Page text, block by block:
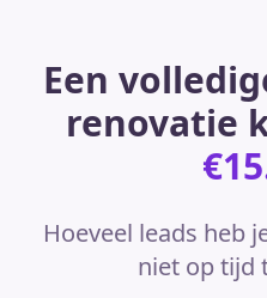
Een
renovatie
Hoeveel leads heb
niet op tijd